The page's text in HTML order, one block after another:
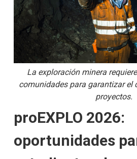
La exploración minera
comunidades para garantizar el
proyectos.
proEXPLO 2026:
oportunidades